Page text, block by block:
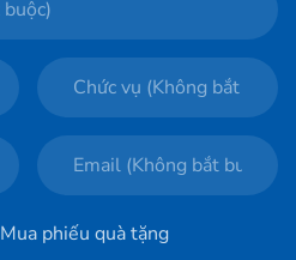
Mua phiếu quà tặng